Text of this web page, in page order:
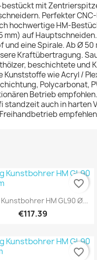
bestückt mit
Perfekter
hochwertige HM-
mm) auf
und eine Spirale. Ab Ø
Kraftübertragung.
beschichtete und
Kunststoffe wie Acryl /
Polycarbonat,
Betrieb
standzeit auch in harten
Quick view
Kunstbohrer HM GL90 Ø...
€117.39
favorite_border
favorite_border